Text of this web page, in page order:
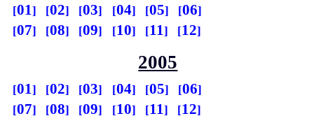
01 02 03 04 05
06
07
08 09 10 11 12
2005
01 02 03 04 05
06
07
08 09 10 11 12